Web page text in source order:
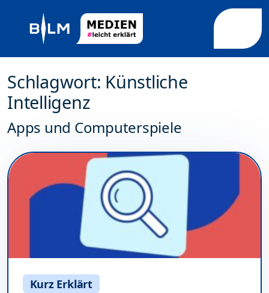
Weiter zum Inhalt
Weiter zum Fuß der Seite
Schlagwort: Künstliche
Intelligenz
Apps und Computerspiele
Kurz Erklärt